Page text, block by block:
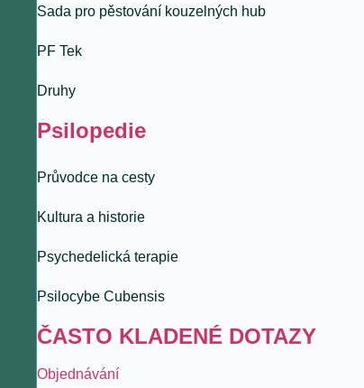
Sada pro pěstování kouzelných hub
PF Tek
Druhy
Psilopedie
Průvodce na cesty
Kultura a historie
Psychedelická terapie
Psilocybe Cubensis
ČASTO KLADENÉ DOTAZY
Objednávání